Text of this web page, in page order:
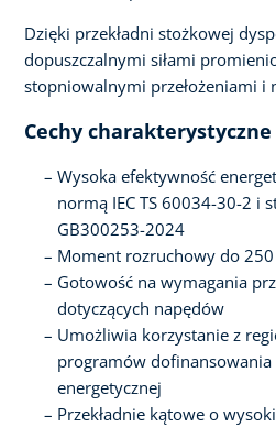
Dzięki przekładni stożkowej
dopuszczalnymi siłami
stopniowalnymi przełożeniami i
Cechy charakterystyczne
Wysoka efektywność
normą IEC TS 60034-30-2 i
GB300253-2024
Moment rozruchowy do 250
Gotowość na wymagania
dotyczących napędów
Umożliwia korzystanie z
programów
energetycznej
Przekładnie kątowe o